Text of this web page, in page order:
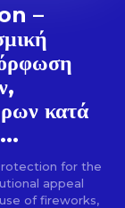
–
κατά
for the
appeal
of fireworks,